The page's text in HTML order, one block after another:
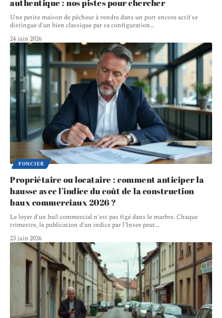
authentique : nos pistes pour chercher
Une petite maison de pêcheur à vendre dans un port encore actif se
distingue d'un bien classique par sa configuration…
24 juin 2026
FONCIER
Propriétaire ou locataire : comment anticiper la
hausse avec l’indice du coût de la construction
baux commerciaux 2026 ?
Le loyer d'un bail commercial n'est pas figé dans le marbre. Chaque
trimestre, la publication d'un indice par l'Insee peut…
23 juin 2026